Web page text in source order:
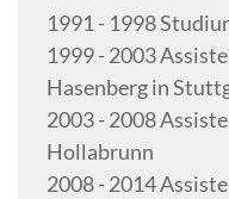
Neurochirurgie.
1991 - 1998
1999 - 2003
Hasenberg in
2003 - 2008
Hollabrunn
2008 - 2014